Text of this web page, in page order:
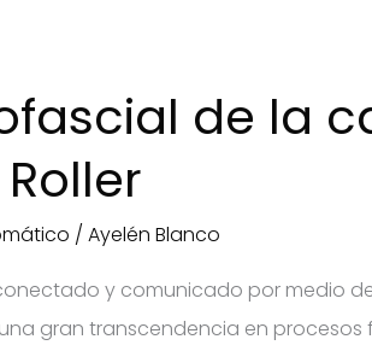
de la
/ Ayelén Blanco
y comunicado por medio
gran transcendencia en